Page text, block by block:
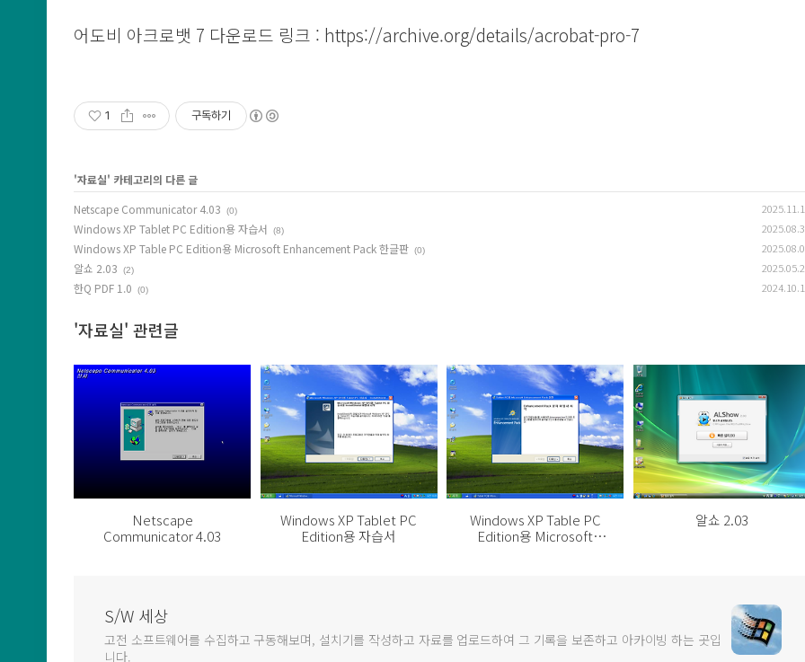
어도비 아크로뱃 7 다운로드 링크 : https://archive.org/details/acrobat-pro-7
1 구독하기
'자료실' 카테고리의 다른 글
Netscape Communicator 4.03
(0)
Windows XP Tablet PC Edition용 자습서 (8)
Windows XP Table PC Edition용 Microsoft Enhancement Pack 한글판 (0)
알쇼 2.03 (2)
한Q PDF 1.0 (0)
'자료실' 관련글
Netscape
Communicator 4.03
Windows XP Tablet PC
Edition용 자습서
Windows XP Table PC
Edition용 Microsoft
알쇼 2.03
S/W 세상
고전 소프트웨어를 수집하고 구동해보며, 설치기를 작성하고 자료를 업로드하여 그 기록을 보존하고 아카이빙 하는 곳입
니다.